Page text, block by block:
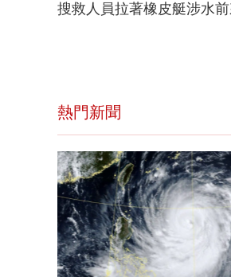
搜救人員拉著橡皮艇涉水
熱門新聞